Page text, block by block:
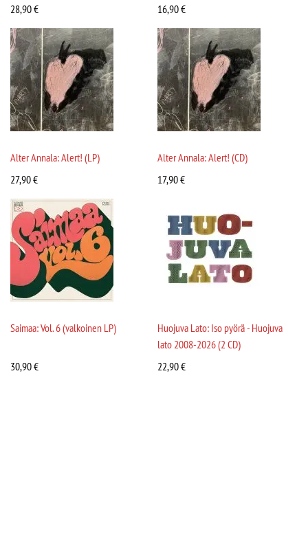
28,90€
16,90€
Alter Annala: Alert! (LP)
27,90€
Alter Annala: Alert! (CD)
17,90€
Saimaa: Vol. 6 (valkoinen LP)
30,90€
Huojuva Lato: Iso pyörä - Huojuva
lato 2008-2026 (2 CD)
22,90€